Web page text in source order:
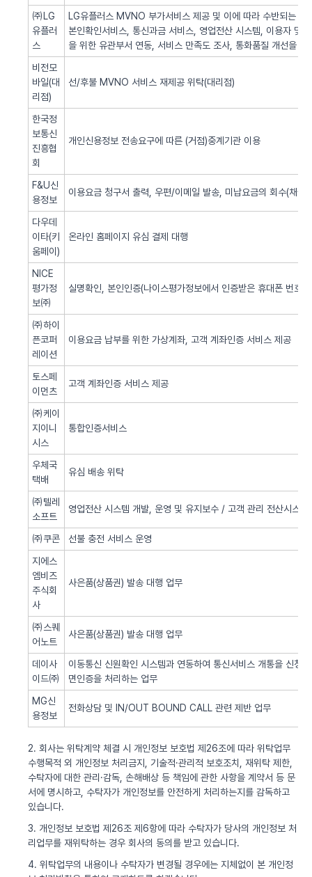
㈜LG
유플러
스
LG유플러스 MVNO 부가서비스 제공 및 이에 따라 수반되는
본인확인서비스, 통신과금 서비스, 영업전산 시스템, 이용자 및
을 위한 유관부서 연동, 서비스 만족도 조사, 통화품질 개선을 위
비전모
바일(대
리점)
선/후불 MVNO 서비스 재제공 위탁(대리점)
한국정
보통신
진흥협
회
개인신용정보 전송요구에 따른 (거점)중계기관 이용
F&U신
용정보
이용요금 청구서 출력, 우편/이메일 발송, 미납요금의 회수(채권
다우데
이타(키
움페이)
온라인 홈페이지 유심 결제 대행
NICE
평가정
보㈜
실명확인, 본인인증(나이스평가정보에서 인증받은 휴대폰 번호
㈜하이
픈코퍼
레이션
이용요금 납부를 위한 가상계좌, 고객 계좌인증 서비스 제공
토스페
이먼츠
고객 계좌인증 서비스 제공
㈜케이
지이니
시스
통합인증서비스
우체국
택배
유심 배송 위탁
㈜텔레
소프트
영업전산 시스템 개발, 운영 및 유지보수 / 고객 관리 전산시스
㈜쿠콘
선불 충전 서비스 운영
지에스
엠비즈
주식회
사
사은품(상품권) 발송 대행 업무
㈜스퀘
어노트
사은품(상품권) 발송 대행 업무
데이사
이드㈜
이동통신 신원확인 시스템과 연동하여 통신서비스 개통을 신청
면인증을 처리하는 업무
MG신
용정보
전화상담 및 IN/OUT BOUND CALL 관련 제반 업무
2. 회사는 위탁계약 체결 시 개인정보 보호법 제26조에 따라 위탁업무
수행목적 외 개인정보 처리금지, 기술적·관리적 보호조치, 재위탁 제한,
수탁자에 대한 관리·감독, 손해배상 등 책임에 관한 사항을 계약서 등 문
서에 명시하고, 수탁자가 개인정보를 안전하게 처리하는지를 감독하고
있습니다.
3. 개인정보 보호법 제26조 제6항에 따라 수탁자가 당사의 개인정보 처
리업무를 재위탁하는 경우 회사의 동의를 받고 있습니다.
4. 위탁업무의 내용이나 수탁자가 변경될 경우에는 지체없이 본 개인정